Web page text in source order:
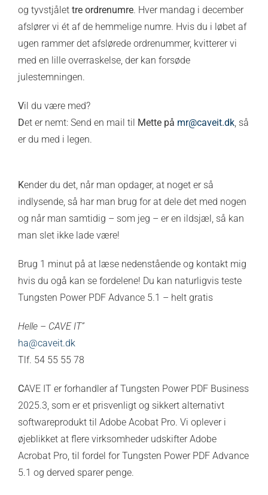
og tyvstjålet tre ordrenumre. Hver mandag i december
afslører vi ét af de hemmelige numre. Hvis du i løbet af
ugen rammer det afslørede ordrenummer, kvitterer vi
med en lille overraskelse, der kan forsøde
julestemningen.
Vil du være med?
Det er nemt: Send en mail til Mette på mr@caveit.dk, så
er du med i legen.
Kender du det, når man opdager, at noget er så
indlysende, så har man brug for at dele det med nogen
og når man samtidig – som jeg – er en ildsjæl, så kan
man slet ikke lade være!
Brug 1 minut på at læse nedenstående og kontakt mig
hvis du ogå kan se fordelene! Du kan naturligvis teste
Tungsten Power PDF Advance 5.1 – helt gratis
Helle – CAVE IT”
ha@caveit.dk
Tlf. 54 55 55 78
CAVE IT er forhandler af Tungsten Power PDF Business
2025.3, som er et prisvenligt og sikkert alternativt
softwareprodukt til Adobe Acobat Pro. Vi oplever i
øjeblikket at flere virksomheder udskifter Adobe
Acrobat Pro, til fordel for Tungsten Power PDF Advance
5.1 og derved sparer penge.